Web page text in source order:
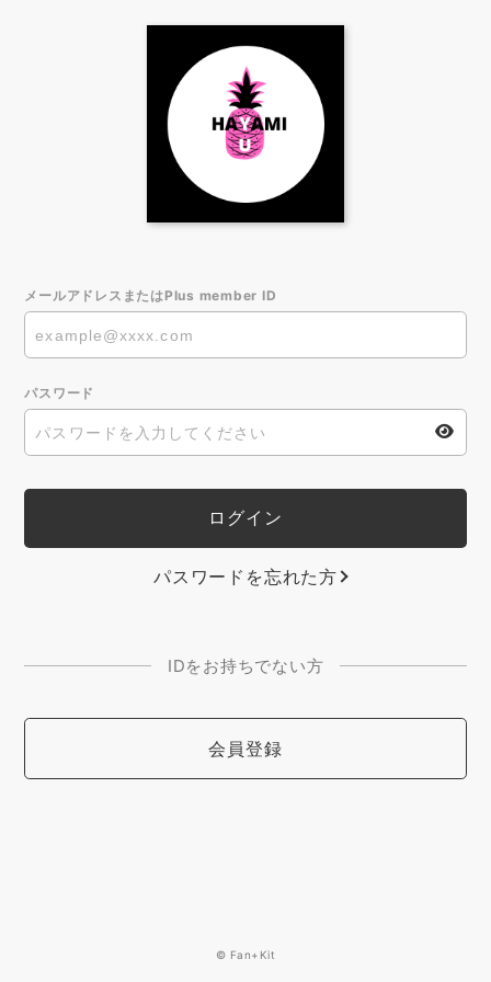
メールアドレスまたはPlus member ID
パスワード
パスワードを忘れた方
IDをお持ちでない方
会員登録
© Fan+Kit